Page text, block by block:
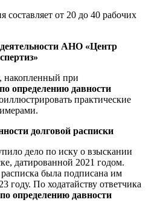
от 20 до 40 рабочих
АНО «Центр
накопленный при
определению давности
практические
долговой расписки
дело по иску о взыскании
датированной 2021 годом.
была подписана им
году. По ходатайству ответчика
определению давности